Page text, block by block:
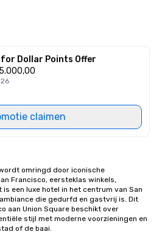
Dollar Points Offer
claimen
omringd door iconische
Francisco, eersteklas winkels,
een luxe hotel in het centrum van San
die gedurfd en gastvrij is. Dit
aan Union Square beschikt over
stijl met moderne voorzieningen en
of de baai.